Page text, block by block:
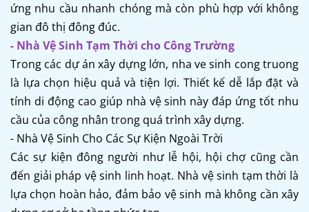
ứng nhu cầu nhanh chóng mà còn phù hợp với không
gian đô thị đông đúc.
- Nhà Vệ Sinh Tạm Thời cho Công Trường
Trong các dự án xây dựng lớn, nha ve sinh cong truong
là lựa chọn hiệu quả và tiện lợi. Thiết kế dễ lắp đặt và
tính di động cao giúp nhà vệ sinh này đáp ứng tốt nhu
cầu của công nhân trong quá trình xây dựng.
- Nhà Vệ Sinh Cho Các Sự Kiện Ngoài Trời
Các sự kiện đông người như lễ hội, hội chợ cũng cần
đến giải pháp vệ sinh linh hoạt. Nhà vệ sinh tạm thời là
lựa chọn hoàn hảo, đảm bảo vệ sinh mà không cần xây